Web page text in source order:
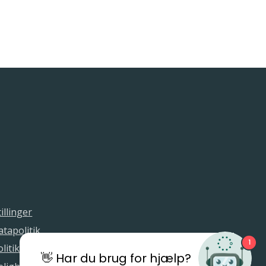
👋 Har du brug for hjælp?
1